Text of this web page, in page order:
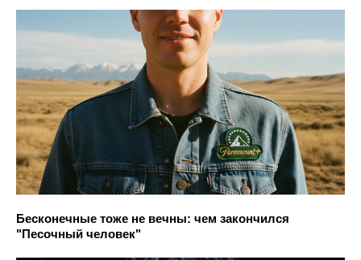
Бесконечные тоже не вечны: чем закончился
"Песочный человек"